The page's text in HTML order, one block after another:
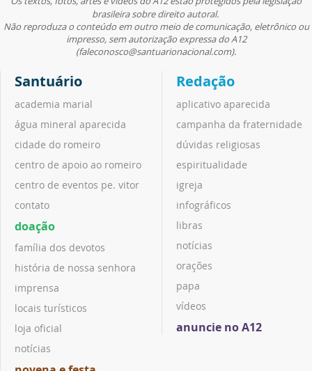
brasileira sobre direito autoral.
Não reproduza o conteúdo em outro meio de comunicação, eletrônico ou
impresso, sem autorização expressa do A12
(faleconosco@santuarionacional.com).
Santuário
academia marial
água mineral aparecida
cidade do romeiro
centro de apoio ao romeiro
centro de eventos pe. vitor
contato
doação
família dos devotos
história de nossa senhora
imprensa
locais turísticos
loja oficial
notícias
Redação
aplicativo aparecida
campanha da fraternidade
dúvidas religiosas
espiritualidade
igreja
infográficos
libras
notícias
orações
papa
vídeos
anuncie no A12